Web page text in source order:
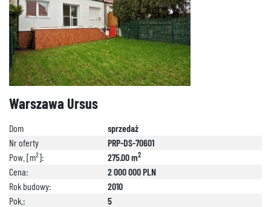
Warszawa Ursus
Dom
sprzedaż
Nr oferty
PRP-DS-70601
Pow. [m2]: 275.00 m2
Cena:
2 000 000 PLN
Rok budowy:
2010
Pok.:
5